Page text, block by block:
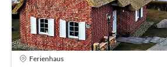
Ferienhaus